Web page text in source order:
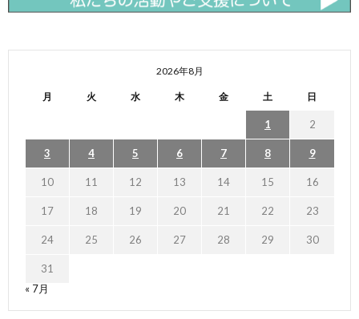
2026年8月
月 火 水 木 金 土 日
1 2
3 4 5 6 7 8 9
10 11 12 13 14 15 16
17 18 19 20 21 22 23
24 25 26 27 28 29 30
31
« 7月